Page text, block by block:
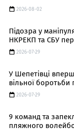
2026-08-02
Підозра у
НКРЕКП та СБУ
2026-07-29
У Шепетівці
вільної боротьби
2026-07-29
9 команд та
пляжного